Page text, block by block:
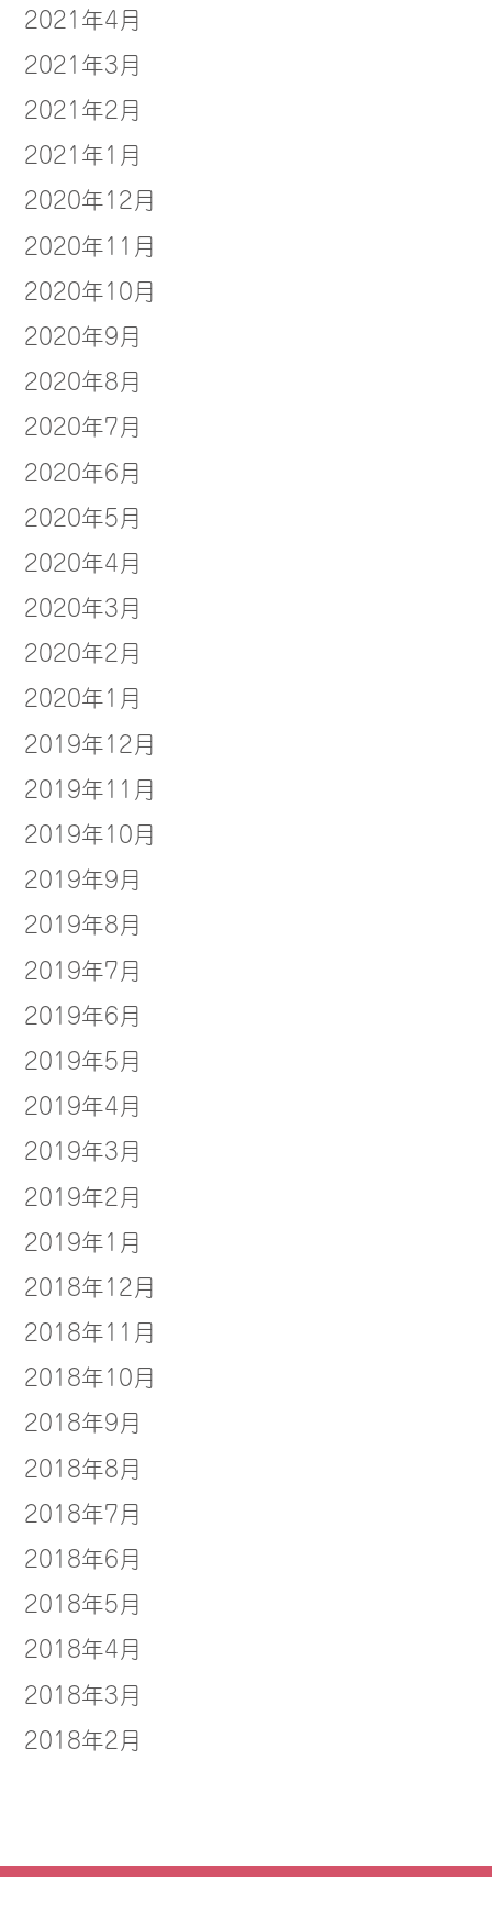
2021年4月
2021年3月
2021年2月
2021年1月
2020年12月
2020年11月
2020年10月
2020年9月
2020年8月
2020年7月
2020年6月
2020年5月
2020年4月
2020年3月
2020年2月
2020年1月
2019年12月
2019年11月
2019年10月
2019年9月
2019年8月
2019年7月
2019年6月
2019年5月
2019年4月
2019年3月
2019年2月
2019年1月
2018年12月
2018年11月
2018年10月
2018年9月
2018年8月
2018年7月
2018年6月
2018年5月
2018年4月
2018年3月
2018年2月